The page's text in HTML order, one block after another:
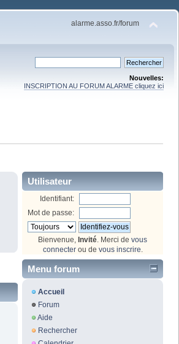
alarme.asso.fr/forum
Nouvelles:
INSCRIPTION AU FORUM ALARME cliquez ici
Utilisateur
Identifiant:
Mot de passe:
Bienvenue, Invité . Merci de vous
connecterou de vous inscrire
Menu forum
Accueil
Forum
Aide
Rechercher